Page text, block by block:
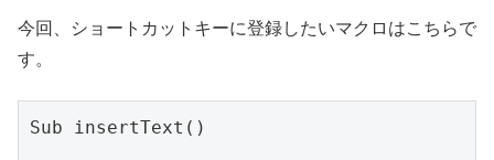
今回、ショートカットキーに登録したいマクロはこちらで
す。
Sub insertText()